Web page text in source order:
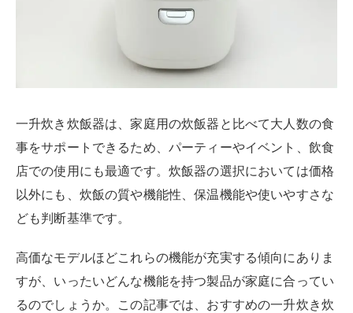
一升炊き炊飯器は、家庭用の炊飯器と比べて大人数の食
事をサポートできるため、パーティーやイベント、飲食
店での使用にも最適です。炊飯器の選択においては価格
以外にも、炊飯の質や機能性、保温機能や使いやすさな
ども判断基準です。
高価なモデルほどこれらの機能が充実する傾向にありま
すが、いったいどんな機能を持つ製品が家庭に合ってい
るのでしょうか。この記事では、おすすめの一升炊き炊